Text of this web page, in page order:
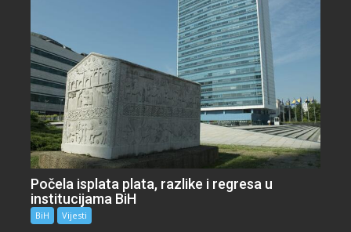
Počela isplata plata, razlike i regresa u
institucijama BiH
BiH Vijesti